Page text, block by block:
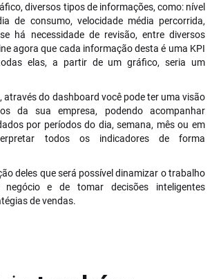
diversos tipos de informações, como: nível
de consumo, velocidade média percorrida,
há necessidade de revisão, entre diversos
agora que cada informação desta é uma KPI
elas, a partir de um gráfico, seria um
através do dashboard você pode ter uma visão
da sua empresa, podendo acompanhar
por períodos do dia, semana, mês ou em
todos os indicadores de forma
deles que será possível dinamizar o trabalho
e de tomar decisões inteligentes
de vendas.